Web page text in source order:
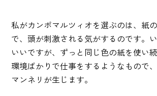
私がカンポマルツィオを選ぶのは、紙
で、頭が刺激される気がするのです。
いいですが、ずっと同じ色の紙を使い
環境ばかりで仕事をするようなもので
マンネリが生じます。